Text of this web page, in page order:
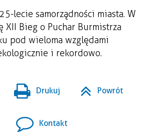
lecie samorządności miasta. W
XII Bieg o Puchar Burmistrza
pod wieloma względami
i rekordowo.
Drukuj Powrót
Kontakt